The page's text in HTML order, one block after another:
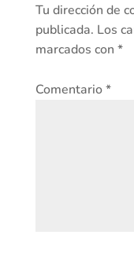
Tu dirección de
publicada. Los
marcados con *
Comentario*